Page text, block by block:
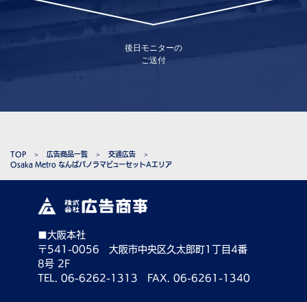
後日モニターの
ご送付
TOP 広告商品一覧
交通広告
Osaka Metro なんばパノラマビューセットAエリア
■大阪本社
〒541-0056 大阪市中央区久太郎町1丁目4番
8号 2F
TEL. 06-6262-1313 FAX. 06-6261-1340